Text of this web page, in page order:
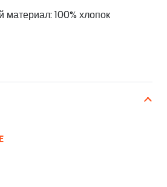
100% хлопок